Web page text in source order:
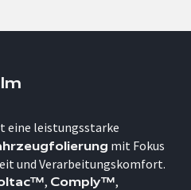
eine leistungsstarke
mit Fokus
und Verarbeitungskomfort.
, Comply™,